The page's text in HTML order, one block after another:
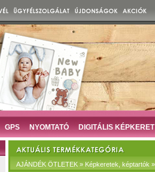
GPS NYOMTATÓ DIGITÁLIS KÉPKERET
AJÁNDÉK ÖTLETEK » Képkeretek, képtartók